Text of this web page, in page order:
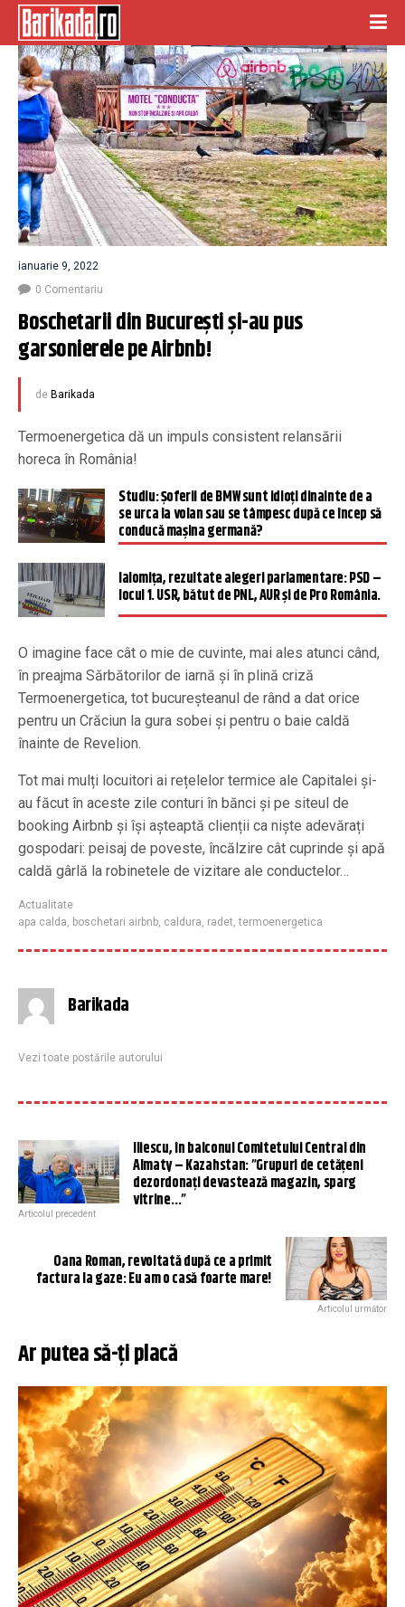
ianuarie 9, 2022
0 Comentariu
Boschetarii din București și-au pus
garsonierele pe Airbnb!
de Barikada
Termoenergetica dă un impuls consistent relansării
horeca în România!
Studiu: Șoferii de BMW sunt idioți dinainte de a
se urca la volan sau se tâmpesc după ce încep să
conducă mașina germană?
Ialomița, rezultate alegeri parlamentare: PSD –
locul 1. USR, bătut de PNL, AUR și de Pro România.
O imagine face cât o mie de cuvinte, mai ales atunci când,
în preajma Sărbătorilor de iarnă și în plină criză
Termoenergetica, tot bucureșteanul de rând a dat orice
pentru un Crăciun la gura sobei și pentru o baie caldă
înainte de Revelion.
Tot mai mulți locuitori ai rețelelor termice ale Capitalei și-
au făcut în aceste zile conturi în bănci și pe siteul de
booking Airbnb și își așteaptă clienții ca niște adevărați
gospodari: peisaj de poveste, încălzire cât cuprinde și apă
caldă gârlă la robinetele de vizitare ale conductelor…
Actualitate
apa calda, boschetari airbnb, caldura, radet,termoenergetica
Barikada
Vezi toate postările autorului
Iliescu, în balconul Comitetului Central din
Almaty – Kazahstan: ”Grupuri de cetăţeni
dezordonaţi devastează magazin, sparg
vitrine…”
Articolul precedent
Oana Roman, revoltată după ce a primit
factura la gaze: Eu am o casă foarte mare!
Articolul următor
Ar putea să-ți placă